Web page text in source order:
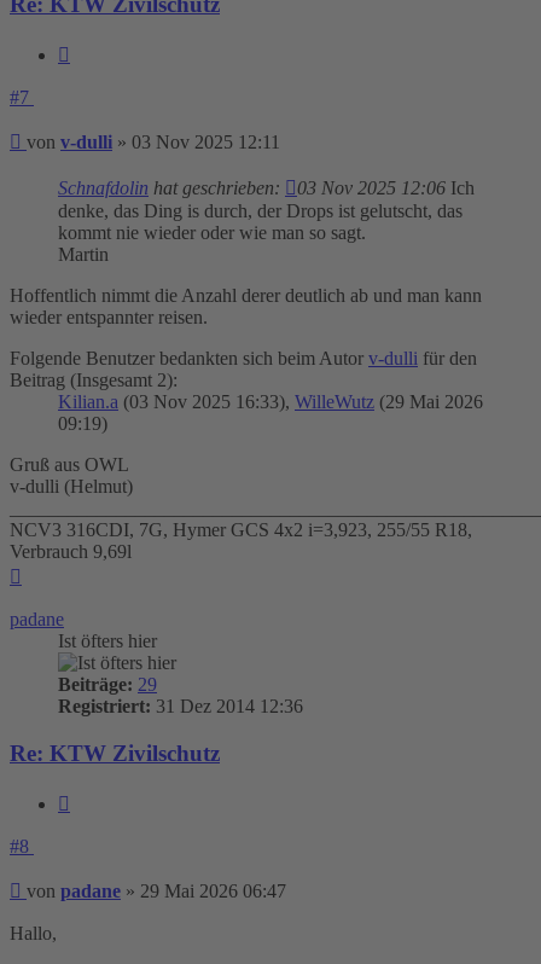
#7
Beitrag
von v-dulli » 03 Nov 2025 12:11
Schnafdolin hat geschrieben: 03 Nov 2025 12:06 Ich
denke, das Ding is durch, der Drops ist gelutscht, das
kommt nie wieder oder wie man so sagt.
Martin
Hoffentlich nimmt die Anzahl derer deutlich ab und man kann
wieder entspannter reisen.
Folgende Benutzer bedankten sich beim Autor v-dulli für den
Beitrag (Insgesamt 2):
Kilian.a (03 Nov 2025 16:33), WilleWutz (29 Mai 2026
09:19)
Gruß aus OWL
v-dulli (Helmut)
NCV3 316CDI, 7G, Hymer GCS 4x2 i=3,923, 255/55 R18,
Verbrauch 9,69l
padane
Ist öfters hier
Beiträge: 29
Registriert: 31 Dez 2014 12:36
Re: KTW Zivilschutz
#8
Beitrag
von padane » 29 Mai 2026 06:47
Hallo,